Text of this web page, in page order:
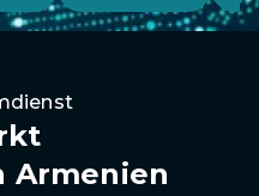
Armenien